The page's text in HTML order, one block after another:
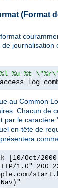
(Format
journalisation
%l %u %t
access_log
au Common
Chacun de
par le caractère
en-tête de
[10/Oct/
1.0" 200